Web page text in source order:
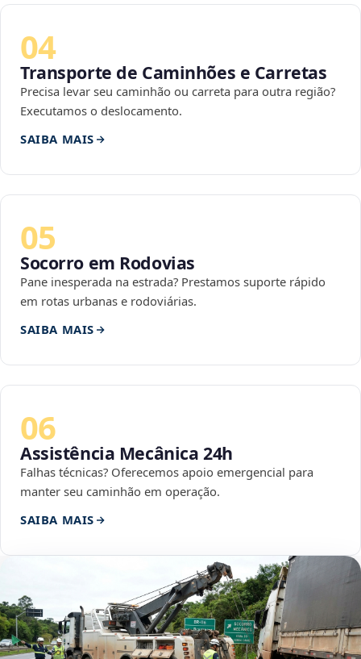
04
Transporte de Caminhões e Carretas
Precisa levar seu caminhão ou carreta para outra região?
Executamos o deslocamento.
SAIBA MAIS
05
Socorro em Rodovias
Pane inesperada na estrada? Prestamos suporte rápido
em rotas urbanas e rodoviárias.
SAIBA MAIS
06
Assistência Mecânica 24h
Falhas técnicas? Oferecemos apoio emergencial para
manter seu caminhão em operação.
SAIBA MAIS